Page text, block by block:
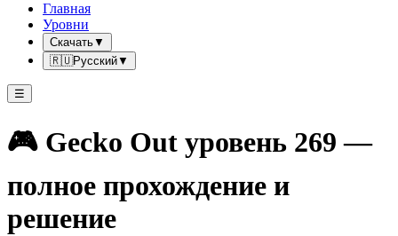
Главная
Уровни
Скачать▼
🇷🇺Русский▼
☰
🎮 Gecko Out уровень 269 —
полное прохождение и
решение